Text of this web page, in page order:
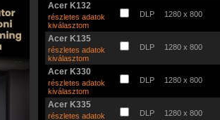
Acer K132
részletes adatok
kiválasztom
DLP 1280 x 800
Acer K135
részletes adatok
kiválasztom
DLP 1280 x 800
Acer K330
részletes adatok
kiválasztom
DLP 1280 x 800
Acer K335
részletes adatok
DLP 1280 x 800